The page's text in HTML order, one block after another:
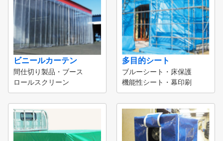
ビニールカーテン
間仕切り製品・ブース
ロールスクリーン
多目的シート
ブルーシート・床保護
機能性シート・幕印刷